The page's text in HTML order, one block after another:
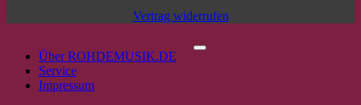
Vertrag widerrufen
Über ROHDEMUSIK.DE
Service
Impressum